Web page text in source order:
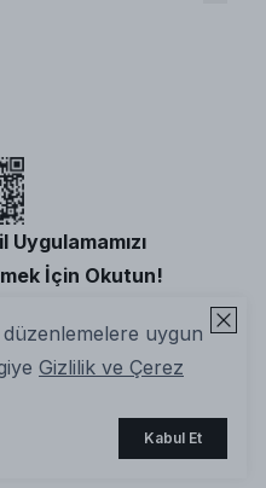
düzenlemelere uygun
Gizlilik ve Çerez
Kabul Et
Uygulamamızı
İçin Okutun!